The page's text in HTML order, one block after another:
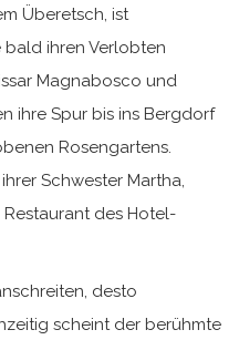
Überetsch, ist
ihren Verlobten
Magnabosco und
ihre Spur bis ins Bergdorf
Rosengartens.
Schwester Martha,
des Hotel-
desto
scheint der berühmte